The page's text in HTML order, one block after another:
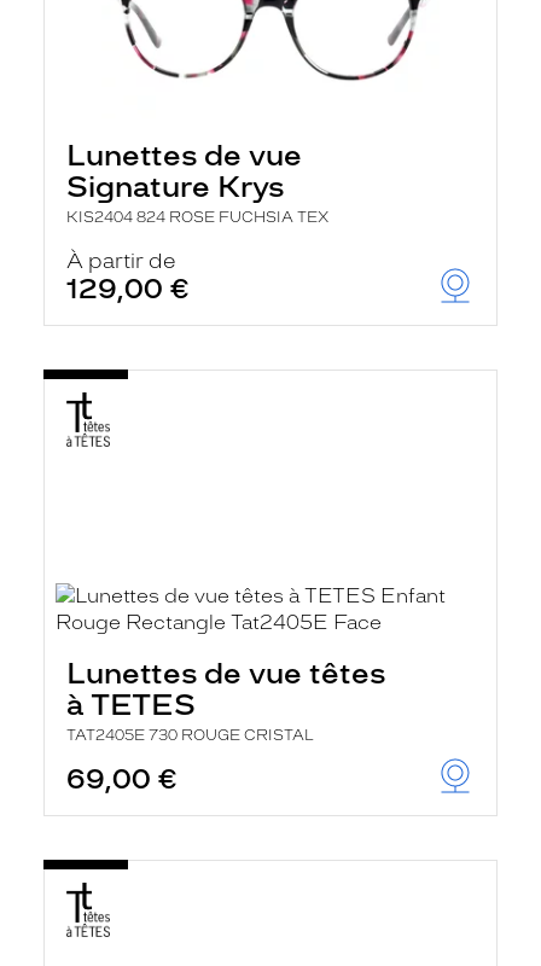
Lunettes de vue
Signature Krys
KIS2404 824 ROSE FUCHSIA TEX
À partir de
129,00 €
Lunettes de vue têtes
à TETES
TAT2405E 730 ROUGE CRISTAL
69,00 €